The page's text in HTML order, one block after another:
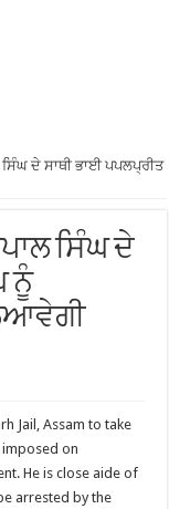
ਸਿੰਘ ਦੇ ਸਾਥੀ ਭਾਈ ਪਪਲਪ੍ਰੀਤ
ਸਿੰਘ ਦੇ
ਨੂੰ
Jail, Assam to take
imposed on
He is close aide of
arrested by the